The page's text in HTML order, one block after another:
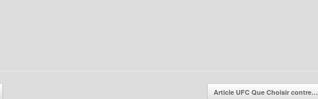
Article UFC Que Choisir contre…